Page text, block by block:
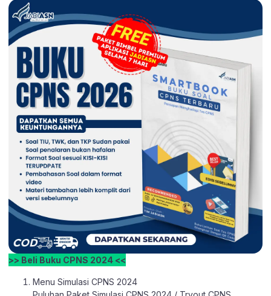
>> Beli Buku CPNS 2024 <<
Menu Simulasi CPNS 2024